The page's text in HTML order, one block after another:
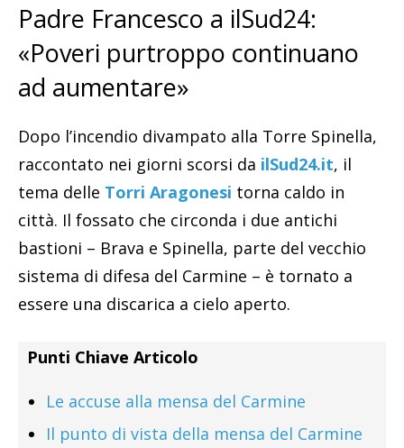
Padre Francesco a ilSud24:
«Poveri purtroppo continuano
ad aumentare»
Dopo l’incendio divampato alla Torre Spinella,
raccontato nei giorni scorsi da ilSud24.it, il
tema delle Torri Aragonesi torna caldo in
città. Il fossato che circonda i due antichi
bastioni – Brava e Spinella, parte del vecchio
sistema di difesa del Carmine – è tornato a
essere una discarica a cielo aperto.
Punti Chiave Articolo
Le accuse alla mensa del Carmine
Il punto di vista della mensa del Carmine